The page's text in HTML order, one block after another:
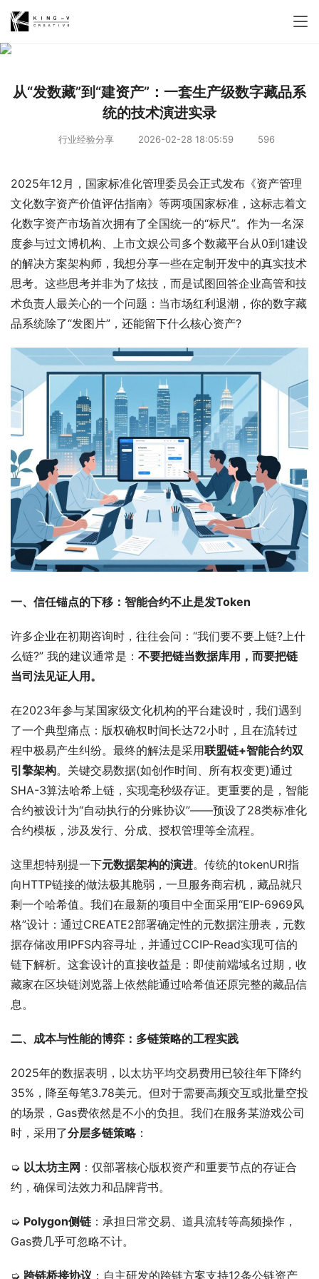
从“发数藏”到“建资产”：一套生产级数字藏品系
统的技术演进实录
行业经验分享 2026-02-28 18:05:59 596
2025年12月，国家标准化管理委员会正式发布《资产管理
文化数字资产价值评估指南》等两项国家标准，这标志着文
化数字资产市场首次拥有了全国统一的“标尺”。作为一名深
度参与过文博机构、上市文娱公司多个数藏平台从0到1建设
的解决方案架构师，我想分享一些在定制开发中的真实技术
思考。这些思考并非为了炫技，而是试图回答企业高管和技
术负责人最关心的一个问题：当市场红利退潮，你的数字藏
品系统除了“发图片”，还能留下什么核心资产?
一、信任锚点的下移：智能合约不止是发Token
许多企业在初期咨询时，往往会问：“我们要不要上链?上什
么链?” 我的建议通常是： 不要把链当数据库用，而要把链
当司法见证人用。
在2023年参与某国家级文化机构的平台建设时，我们遇到
了一个典型痛点：版权确权时间长达72小时，且在流转过
程中极易产生纠纷。最终的解法是采用联盟链+智能合约双
引擎架构。关键交易数据(如创作时间、所有权变更)通过
SHA-3算法哈希上链，实现毫秒级存证。更重要的是，智能
合约被设计为“自动执行的分账协议”——预设了28类标准化
合约模板，涉及发行、分成、授权管理等全流程。
这里想特别提一下元数据架构的演进。传统的tokenURI指
向HTTP链接的做法极其脆弱，一旦服务商宕机，藏品就只
剩一个哈希值。我们在最新的项目中全面采用“EIP-6969风
格”设计：通过CREATE2部署确定性的元数据注册表，元数
据存储改用IPFS内容寻址，并通过CCIP-Read实现可信的
链下解析。这套设计的直接收益是：即使前端域名过期，收
藏家在区块链浏览器上依然能通过哈希值还原完整的藏品信
息。
二、成本与性能的博弈：多链策略的工程实践
2025年的数据表明，以太坊平均交易费用已较往年下降约
35%，降至每笔3.78美元。但对于需要高频交互或批量空投
的场景，Gas费依然是不小的负担。我们在服务某游戏公司
时，采用了分层多链策略：
➭ 以太坊主网 ：仅部署核心版权资产和重要节点的存证合
约，确保司法效力和品牌背书。
➭ Polygon侧链 ：承担日常交易、道具流转等高频操作，
Gas费几乎可忽略不计。
➭ 跨链桥接协议 ：自主研发的跨链方案支持12条公链资产